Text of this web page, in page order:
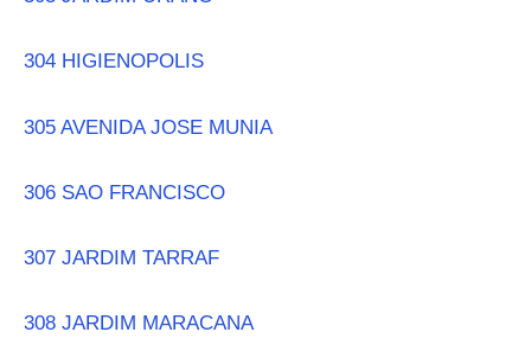
304 HIGIENOPOLIS
305 AVENIDA JOSE MUNIA
306 SAO FRANCISCO
307 JARDIM TARRAF
308 JARDIM MARACANA